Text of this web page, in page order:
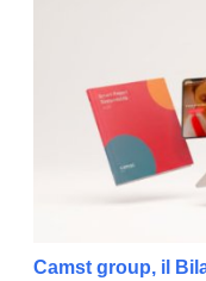
Camst group, il